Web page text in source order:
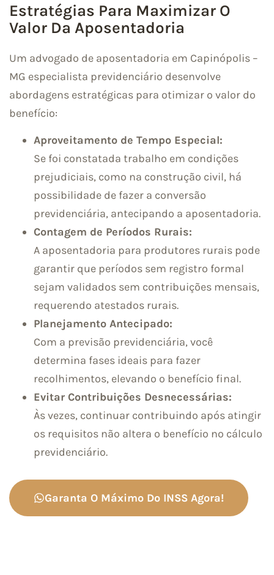
Estratégias Para Maximizar O
Valor Da Aposentadoria
Um advogado de aposentadoria em Capinópolis –
MG especialista previdenciário desenvolve
abordagens estratégicas para otimizar o valor do
benefício:
Aproveitamento de Tempo Especial:
Se foi constatada trabalho em condições
prejudiciais, como na construção civil, há
possibilidade de fazer a conversão
previdenciária, antecipando a aposentadoria.
Contagem de Períodos Rurais:
A aposentadoria para produtores rurais pode
garantir que períodos sem registro formal
sejam validados sem contribuições mensais,
requerendo atestados rurais.
Planejamento Antecipado:
Com a previsão previdenciária, você
determina fases ideais para fazer
recolhimentos, elevando o benefício final.
Evitar Contribuições Desnecessárias:
Às vezes, continuar contribuindo após atingir
os requisitos não altera o benefício no cálculo
previdenciário.
Garanta O Máximo Do INSS Agora!